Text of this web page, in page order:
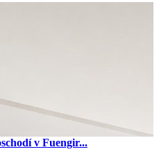
v Fuengir...